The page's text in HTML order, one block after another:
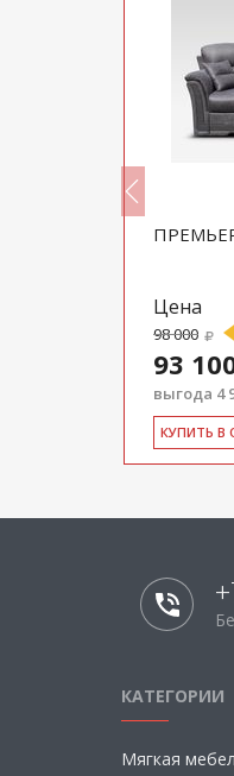
Цена
98 000
93
выгода 4
КУ­ПИТЬ В
КАТЕГОРИИ
Мягкая